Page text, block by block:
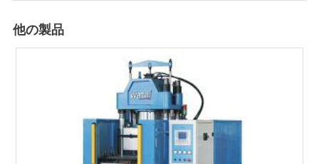
他の製品